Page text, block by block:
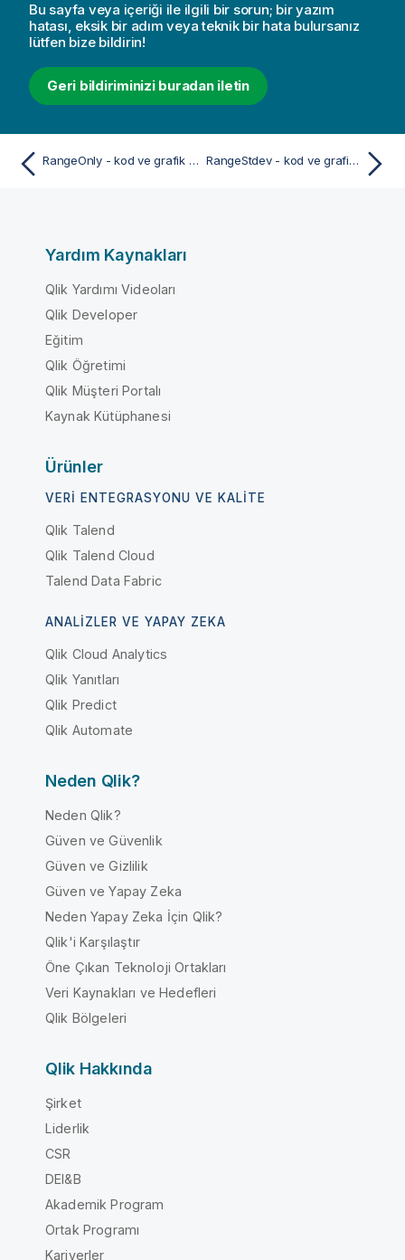
Bu sayfa veya içeriği ile ilgili bir sorun; bir yazım
hatası, eksik bir adım veya teknik bir hata bulursanız
lütfen bize bildirin!
Geri bildiriminizi buradan iletin
RangeOnly - kod ve grafik fonksiyonu RangeStdev - kod ve grafik fonksiyonu
Yardım Kaynakları
Qlik Yardımı Videoları
Qlik Developer
Eğitim
Qlik Öğretimi
Qlik Müşteri Portalı
Kaynak Kütüphanesi
Ürünler
VERI ENTEGRASYONU VE KALITE
Qlik Talend
Qlik Talend Cloud
Talend Data Fabric
ANALIZLER VE YAPAY ZEKA
Qlik Cloud Analytics
Qlik Yanıtları
Qlik Predict
Qlik Automate
Neden Qlik?
Neden Qlik?
Güven ve Güvenlik
Güven ve Gizlilik
Güven ve Yapay Zeka
Neden Yapay Zeka İçin Qlik?
Qlik'i Karşılaştır
Öne Çıkan Teknoloji Ortakları
Veri Kaynakları ve Hedefleri
Qlik Bölgeleri
Qlik Hakkında
Şirket
Liderlik
CSR
DEI&B
Akademik Program
Ortak Programı
Kariyerler